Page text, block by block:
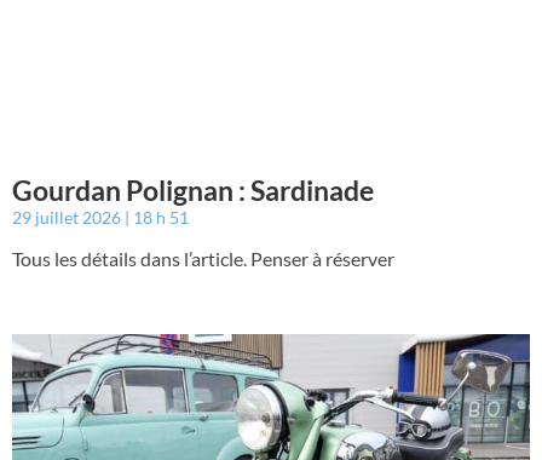
Gourdan Polignan : Sardinade
29 juillet 2026 18 h 51
Tous les détails dans l’article. Penser à réserver